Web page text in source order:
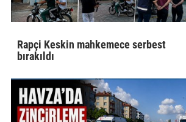
Rapçi Keskin mahkemece serbest
bırakıldı